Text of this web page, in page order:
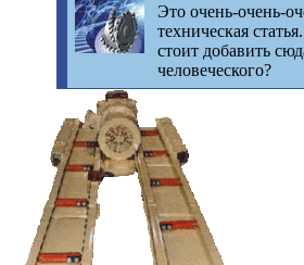
Это очень-очень-
техническая
стоит добавить
человеческого?